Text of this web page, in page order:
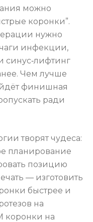
можно
коронки”.
нужно
инфекции,
синус‑лифтинг
Чем лучше
финишная
ради
творят чудеса:
планирование
позицию
— изготовить
быстрее и
на
коронки на